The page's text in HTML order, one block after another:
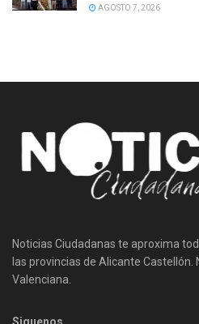
AGOSTO 7, 2026
Noticias Ciudadanas te aproxima
las provincias de Alicante
Valenciana.